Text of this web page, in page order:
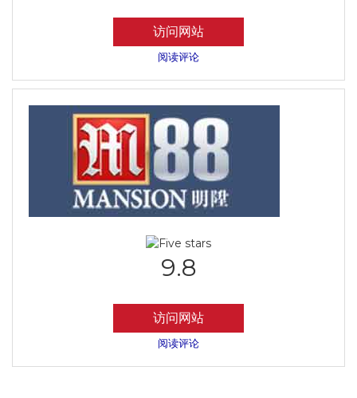
访问网站
阅读评论
9.8
访问网站
阅读评论